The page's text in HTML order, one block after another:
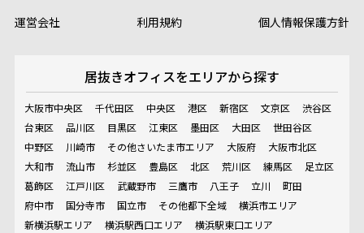
運営会社 利用規約 個人情報保護方針
居抜きオフィスをエリアから探す
大阪市中央区 千代田区 中央区 港区 新宿区 文京区
渋谷区
台東区
品川区 目黒区 江東区 墨田区 大田区
世田谷区
中野区
川崎市 その他さいたま市エリア 大阪府
大阪市北区
大和市
流山市 杉並区 豊島区 北区 荒川区 練馬区
足立区
葛飾区
江戸川区 武蔵野市 三鷹市 八王子 立川
町田
府中市
国分寺市 国立市 その他都下全域
横浜市エリア
新横浜駅エリア
横浜駅西口エリア
横浜駅東口エリア